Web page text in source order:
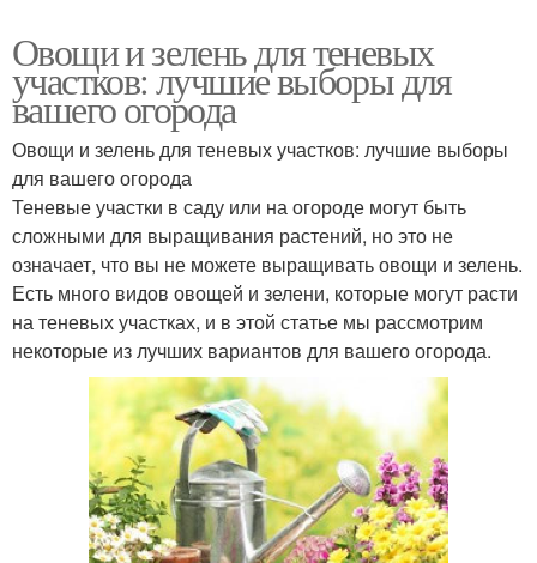
Овощи и зелень для теневых
участков: лучшие выборы для
вашего огорода
Овощи и зелень для теневых участков: лучшие выборы
для вашего огорода
Теневые участки в саду или на огороде могут быть
сложными для выращивания растений, но это не
означает, что вы не можете выращивать овощи и зелень.
Есть много видов овощей и зелени, которые могут расти
на теневых участках, и в этой статье мы рассмотрим
некоторые из лучших вариантов для вашего огорода.